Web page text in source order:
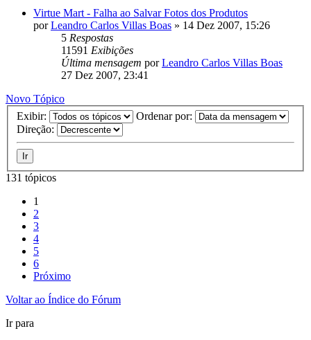
Virtue Mart - Falha ao Salvar Fotos dos Produtos
porLeandro Carlos Villas Boas » 14 Dez 2007, 15:26
5 Respostas
11591 Exibições
Última mensagem porLeandro Carlos Villas Boas
27 Dez 2007, 23:41
Novo Tópico
Exibir:
Ordenar por:
Direção:
131 tópicos
1
2
3
4
5
6
Próximo
Voltar ao Índice do Fórum
Ir para